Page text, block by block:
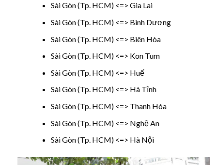
Sài Gòn (Tp. HCM) <=> Gia Lai
Sài Gòn (Tp. HCM) <=> Bình Dương
Sài Gòn (Tp. HCM) <=> Biên Hòa
Sài Gòn (Tp. HCM) <=> Kon Tum
Sài Gòn (Tp. HCM) <=> Huế
Sài Gòn (Tp. HCM) <=> Hà Tĩnh
Sài Gòn (Tp. HCM) <=> Thanh Hóa
Sài Gòn (Tp. HCM) <=> Nghệ An
Sài Gòn (Tp. HCM) <=> Hà Nội